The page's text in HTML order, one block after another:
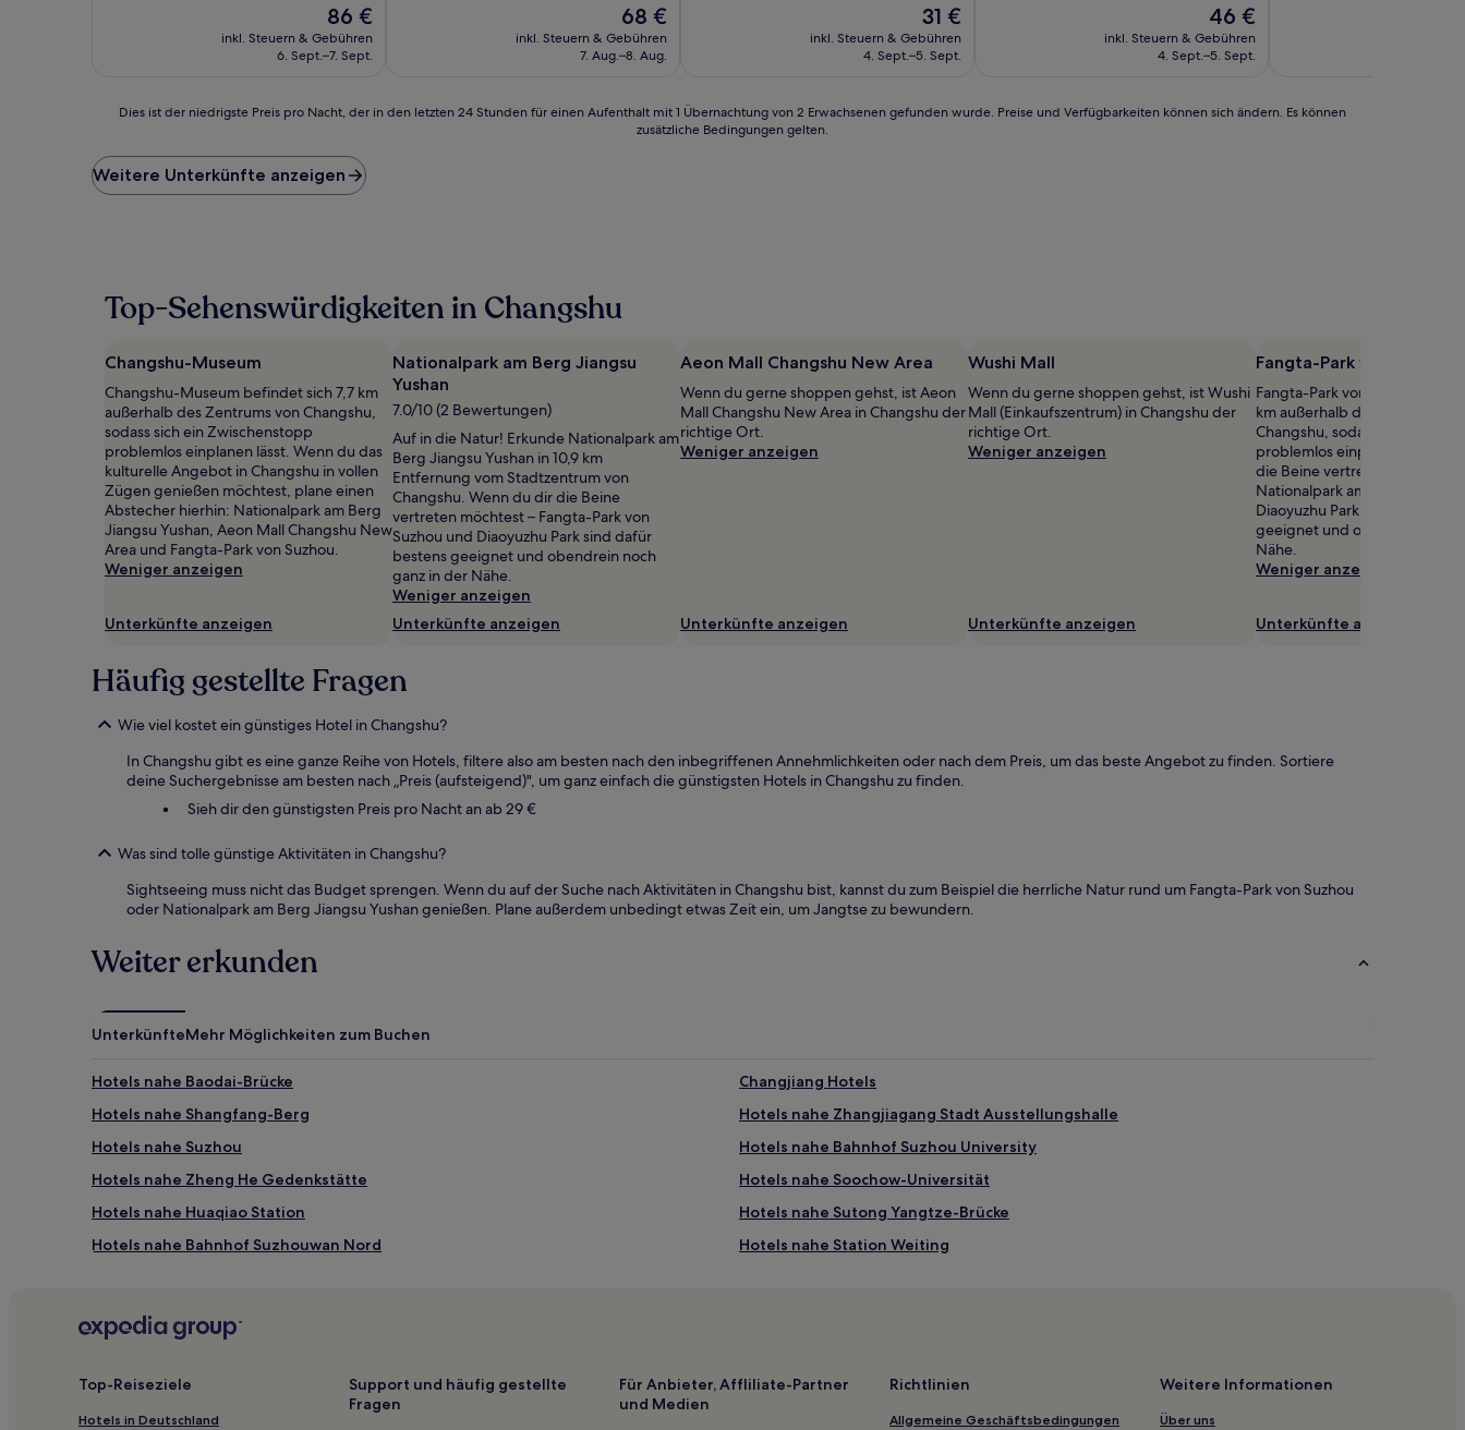
Der
Preis
beträgt
86 €
inkl. Steuern & Gebühren
6. Sept.–7. Sept.
Der
Preis
beträgt
68 €
inkl. Steuern & Gebühren
7. Aug.–8. Aug.
Der
Preis
beträgt
31 €
inkl. Steuern & Gebühren
4. Sept.–5. Sept.
Der
Preis
beträgt
46 €
inkl. Steuern & Gebühren
4. Sept.–5. Sept.
der
niedrigste
Preis
letzten
24 Stunden
einen
Aufenthalt
mit
1 Übernachtung
von
2 Erwachsenen
gefunden
wurde.
Preise
und
Verfügbarkeiten
können
ändern.
zusätzliche
Bedingungen
gelten.
Dies ist der niedrigste Preis pro Nacht, der in den letzten 24 Stunden für einen Aufenthalt mit 1 Übernachtung von 2 Erwachsenen gefunden wurde. Preise und Verfügbarkeiten können sich ändern. Es können
zusätzliche Bedingungen gelten.
Weitere Unterkünfte anzeigen
Top-Sehenswürdigkeiten in Changshu
Changshu-Museum
Changshu-Museum befindet sich 7,7 km
außerhalb des Zentrums von Changshu,
sodass sich ein Zwischenstopp
problemlos einplanen lässt. Wenn du das
kulturelle Angebot in Changshu in vollen
Zügen genießen möchtest, plane einen
Abstecher hierhin: Nationalpark am Berg
Jiangsu Yushan, Aeon Mall Changshu New
Area und Fangta-Park von Suzhou.
Weniger anzeigen
Unterkünfte anzeigen
Nationalpark am Berg Jiangsu
Yushan
7.0/10 (2 Bewertungen)
Auf in die Natur! Erkunde Nationalpark am
Berg Jiangsu Yushan in 10,9 km
Entfernung vom Stadtzentrum von
Changshu. Wenn du dir die Beine
vertreten möchtest – Fangta-Park von
Suzhou und Diaoyuzhu Park sind dafür
bestens geeignet und obendrein noch
ganz in der Nähe.
Weniger anzeigen
Unterkünfte anzeigen
Aeon Mall Changshu New Area
Wenn du gerne shoppen gehst, ist Aeon
Mall Changshu New Area in Changshu der
richtige Ort.
Weniger anzeigen
Unterkünfte anzeigen
Wushi Mall
Wenn du gerne shoppen gehst, ist Wushi
Mall (Einkaufszentrum) in Changshu der
richtige Ort.
Weniger anzeigen
Unterkünfte anzeigen
Fangta-Park von Suzhou
Fangta-Park von Suzhou
km außerhalb des Zentrums
Changshu, sodass sich ein
problemlos einplanen lässt.
die Beine vertreten möchtest –
Nationalpark am Berg Jiangsu
Diaoyuzhu Park sind dafür
geeignet und obendrein noch
Nähe.
Weniger anzeigen
Unterkünfte anzeigen
Häufig gestellte Fragen
Wie viel kostet ein günstiges Hotel in Changshu?
In Changshu gibt es eine ganze Reihe von Hotels, filtere also am besten nach den inbegriffenen Annehmlichkeiten oder nach dem Preis, um das beste Angebot zu finden. Sortiere
deine Suchergebnisse am besten nach „Preis (aufsteigend)", um ganz einfach die günstigsten Hotels in Changshu zu finden.
Sieh dir den günstigsten Preis pro Nacht an ab 29 €
Was sind tolle günstige Aktivitäten in Changshu?
Sightseeing muss nicht das Budget sprengen. Wenn du auf der Suche nach Aktivitäten in Changshu bist, kannst du zum Beispiel die herrliche Natur rund um Fangta-Park von Suzhou
oder Nationalpark am Berg Jiangsu Yushan genießen. Plane außerdem unbedingt etwas Zeit ein, um Jangtse zu bewundern.
Weiter erkunden
UnterkünfteMehr Möglichkeiten zum Buchen
Hotels nahe Baodai-Brücke
Changjiang Hotels
Hotels nahe Shangfang-Berg
Hotels nahe Zhangjiagang Stadt Ausstellungshalle
Hotels nahe Suzhou
Hotels nahe Bahnhof Suzhou University
Hotels nahe Zheng He Gedenkstätte
Hotels nahe Soochow-Universität
Hotels nahe Huaqiao Station
Hotels nahe Sutong Yangtze-Brücke
Hotels nahe Bahnhof Suzhouwan Nord
Hotels nahe Station Weiting
Shituli Hotels
Hotels nahe Wanda Plaza Changshu
Hotels nahe Changshu-Museum
Top-Reiseziele
Hotels in Deutschland
Support und häufig gestellte
Fragen
Für Anbieter, Affliliate-Partner
und Medien
Richtlinien
Allgemeine Geschäftsbedingungen
Weitere Informationen
Über uns